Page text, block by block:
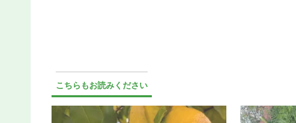
こちらもお読みください